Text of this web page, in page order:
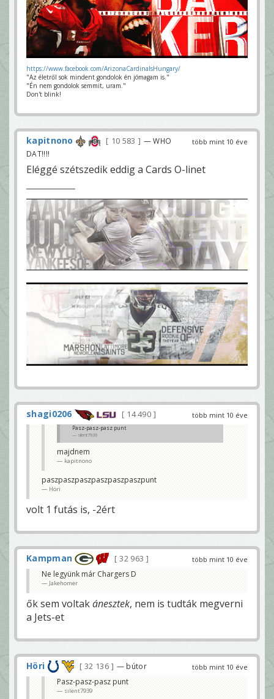
https://www.facebook.com/ArizonaCardinalsHungary/
"Az életről sok mindent gondolok én jómagam is."
"Én nem gondolok semmit, uram."
Don't blink!
több mint 10 éve
kapitnono 10 583
— WHO
DAT!!!!
Eléggé szétszedik eddig a Cards O-linet
több mint 10 éve
shagi0206 14 490
Pasz-pasz-pasz punt
silent7939
majdnem
kapitnono
paszpaszpaszpaszpaszpaszpunt
Höri
volt 1 futás is, -2ért
több mint 10 éve
Kampman
32 963
Ne legyünk már Chargers D
Jakehomer
ők sem voltakánesztek, nem is tudták megverni
a Jets-et
több mint 10 éve
Höri 32 136 — bútor
Pasz-pasz-pasz punt
silent7939